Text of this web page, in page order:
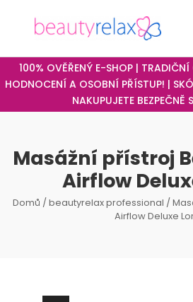
100% OVĚŘENÝ E-SHOP | TRADIČNÍ
HODNOCENÍ A OSOBNÍ PŘÍSTUP! |
NAKUPUJETE BEZPEČNĚ
Masážní přístroj
Airflow
Domů /beautyrelax professional /
Airflow Deluxe